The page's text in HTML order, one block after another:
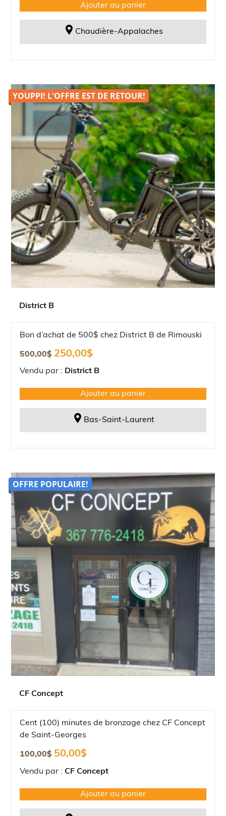
25,00$.
Ajouter au panier
Chaudière-Appalaches
YOUPPI! L'OFFRE EST DE RETOUR!
District B
Bon d’achat de 500$ chez District B de Rimouski
500,00$
Le
initial
500,00$.
250,00$
actuel
250,00$.
Vendu par : District B
Ajouter au panier
Bas-Saint-Laurent
OFFRE POPULAIRE!
CF Concept
Cent (100) minutes de bronzage chez CF Concept
de Saint-Georges
100,00$
Le
initial
100,00$.
50,00$
actuel
50,00$.
Vendu par :CF Concept
Ajouter au panier